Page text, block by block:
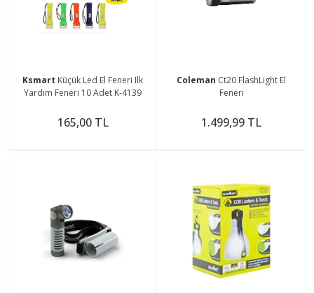
Ksmart Küçük Led El Feneri Ilk
Yardım Feneri 10 Adet K-4139
165,00 TL
Coleman Ct20 FlashLight El
Feneri
1.499,99 TL